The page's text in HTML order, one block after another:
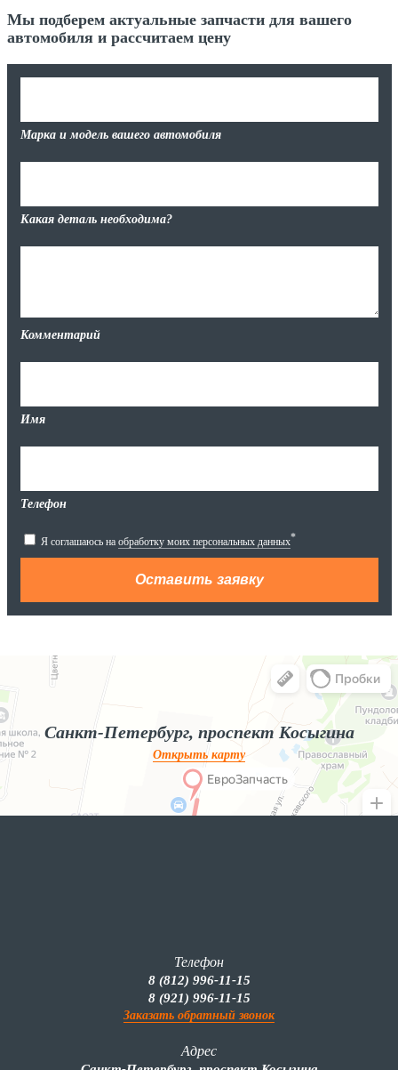
Мы подберем актуальные запчасти для вашего
автомобиля и рассчитаем цену
Марка и модель вашего автомобиля
Какая деталь необходима?
Комментарий
Имя
Телефон
Я соглашаюсь на обработку моих персональных данных*
Яндекс.Карты
Яндекс.Карты — поиск мест и адресов, городской транспорт
Санкт-Петербург, проспект Косыгина
Открыть карту
Телефон
8 (812) 996-11-15
8 (921) 996-11-15
Заказать обратный звонок
Адрес